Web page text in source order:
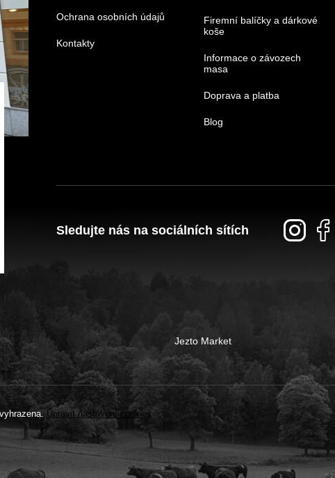
Ochrana osobních údajů
Kontakty
Firemní balíčky a dárkové
koše
Informace o závozech
masa
Doprava a platba
Blog
Sledujte nás na sociálních sítích
Jezto Market
Upravit nastavení cookies